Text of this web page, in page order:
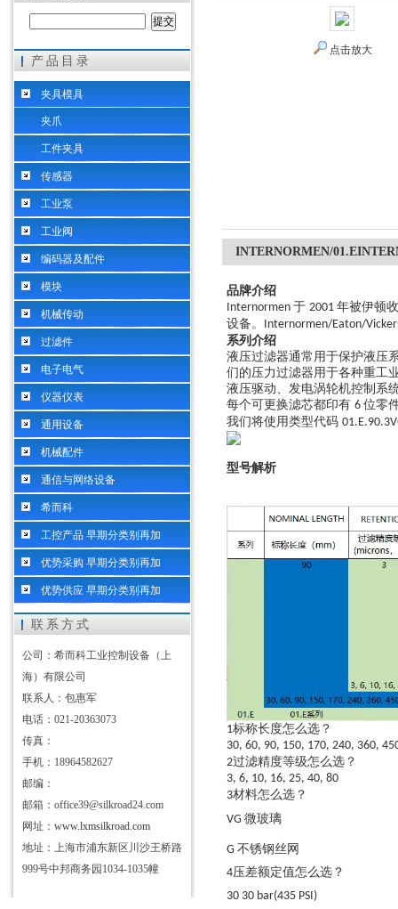
希而科工业控制设备（上海）有限公司
产品目录
夹具模具
夹爪
工件夹具
传感器
工业泵
工业阀
编码器及配件
模块
机械传动
过滤件
电子电气
仪器仪表
通用设备
机械配件
通信与网络设备
希而科
工控产品 早期分类别再加
优势采购 早期分类别再加
优势供应 早期分类别再加
联系方式
公司：希而科工业控制设备（上
海）有限公司
联系人：包惠军
电话：021-20363073
传真：
手机：18964582627
邮编：
邮箱：office39@silkroad24.com
网址： www.lxmsilkroad.com
地址：上海市浦东新区川沙王桥路
999号中邦商务园1034-1035幢
点击放大
INTERNORMEN/
品牌介绍
Internormen 于 2001 年被伊顿
设备。 Internormen/Eaton/
系列介绍
液压过滤器通常用于保护液压
们的压力过滤器用于各种重工
液压驱动、发电涡轮机控制系
每个可更换滤芯都印有 6 位零
我们将使用类型代码
型号解析
1标称长度怎么选？
30, 60, 90, 150, 170, 240, 360,
2过滤精度等级怎么选？
3, 6, 10, 16, 25, 40, 80
3材料怎么选？
VG 微玻璃
G 不锈钢丝网
4压差额定值怎么选？
30 30 bar(435 PSI)